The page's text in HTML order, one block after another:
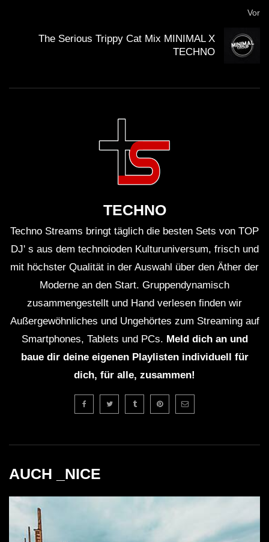
Group Therapy
Du solltest übrigens gerade weil die Künstler mit
direkt unterstützen. Viele Künstler haben die
Möglichkeit für Spenden. Mit dem Spendenbutton unter
dem Video kannst du z.B. den Klubnetz Dresden e.V.
unterstützen. Definitiv solltest Du Auftritte besuchen
und wenn Du einen Plattespieler hast, kaufe die besten
Vor
The Serious Trippy Cat Mix MINIMAL X
TECHNO
TECHNO
Techno Streams bringt täglich die besten Sets von TOP
DJ' s aus dem technoioden Kulturuniversum, frisch und
mit höchster Qualität in der Auswahl über den Äther der
Moderne an den Start. Gruppendynamisch
zusammengestellt und Hand verlesen finden wir
Außergewöhnliches und Ungehörtes zum Streaming auf
Smartphones, Tablets und PCs. Meld dich an und
baue dir deine eigenen Playlisten individuell für
dich, für alle, zusammen!
AUCH _NICE